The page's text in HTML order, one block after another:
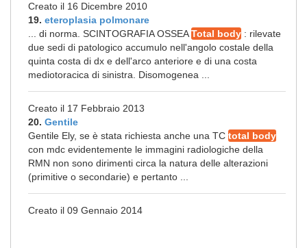
Creato il 16 Dicembre 2010
19. eteroplasia polmonare
... di norma. SCINTOGRAFIA OSSEATotal body : rilevate
due sedi di patologico accumulo nell'angolo costale della
quinta costa di dx e dell'arco anteriore e di una costa
mediotoracica di sinistra. Disomogenea ...
Creato il 17 Febbraio 2013
20. Gentile
Gentile Ely, se è stata richiesta anche una TC total body
con mdc evidentemente le immagini radiologiche della
RMN non sono dirimenti circa la natura delle alterazioni
(primitive o secondarie) e pertanto ...
Creato il 09 Gennaio 2014